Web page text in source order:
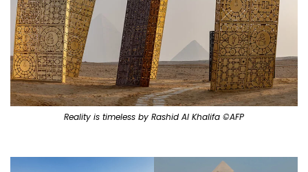
Reality is timeless by Rashid Al Khalifa ©AFP